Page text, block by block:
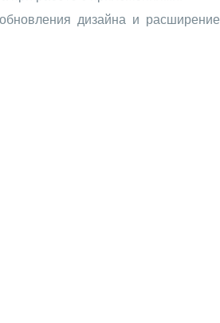
дизайна и расширение